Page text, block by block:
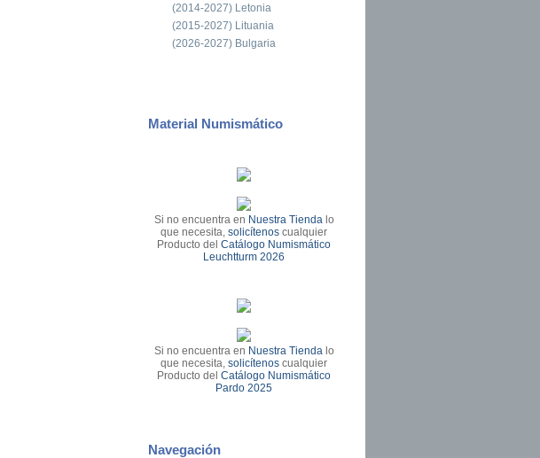
(2014-2027) Letonia
(2015-2027) Lituania
(2026-2027) Bulgaria
Material Numismático
Si no encuentra en Nuestra Tienda lo
que necesita,solicítenos cualquier
Producto delCatálogo Numismático
Leuchtturm 2026
Si no encuentra en Nuestra Tienda lo
que necesita,solicítenos cualquier
Producto delCatálogo Numismático
Pardo 2025
Navegación